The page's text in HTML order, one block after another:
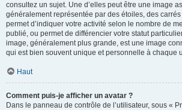
consultez un sujet. Une d’elles peut être une image
généralement représentée par des étoiles, des
permet d’indiquer votre activité selon le nombre de
publié, ou permet de différencier votre statut
image, généralement plus grande, est une image
qui est bien souvent unique et personnelle à chaque
Haut
Comment puis-je afficher un avatar ?
Dans le panneau de contrôle de l’utilisateur, sous «